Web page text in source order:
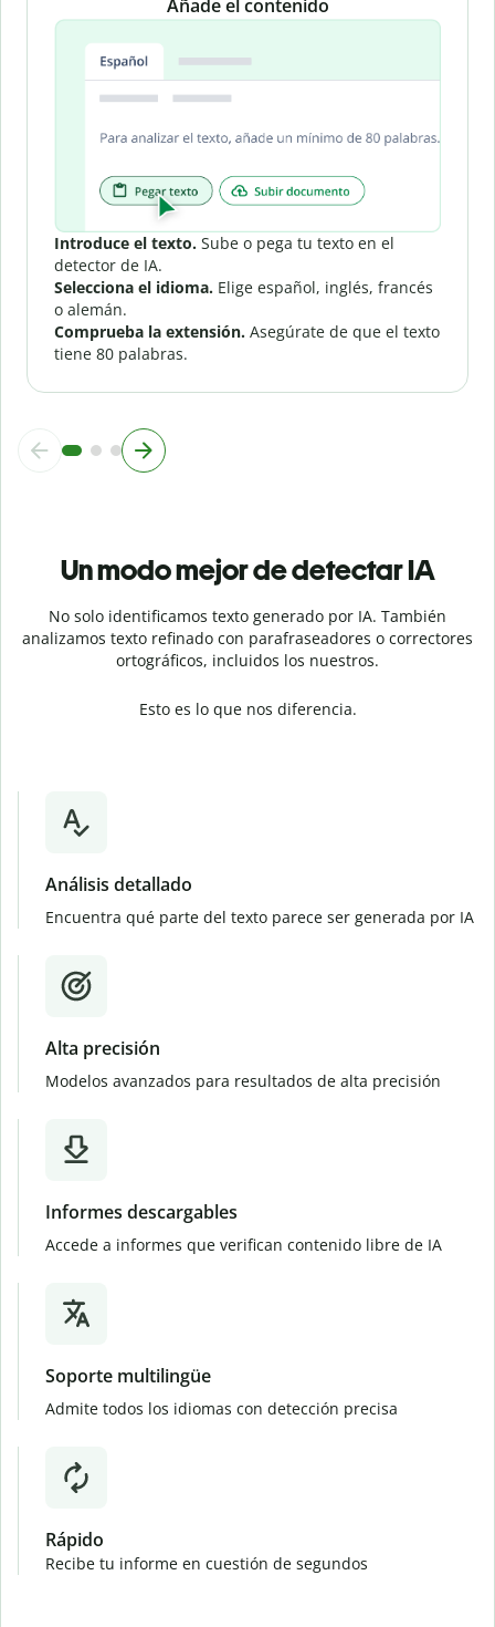
Añade el contenido
Introduce el texto. Sube o pega tu texto en el
detector de IA.
Selecciona el idioma. Elige español, inglés, francés
o alemán.
Comprueba la extensión. Asegúrate de que el texto
tiene 80 palabras.
Un modo mejor de detectar IA
No solo identificamos texto generado por IA. También
analizamos texto refinado con parafraseadores o correctores
ortográficos, incluidos los nuestros.
Esto es lo que nos diferencia.
Análisis detallado
Encuentra qué parte del texto parece ser generada por IA
Alta precisión
Modelos avanzados para resultados de alta precisión
Informes descargables
Accede a informes que verifican contenido libre de IA
Soporte multilingüe
Admite todos los idiomas con detección precisa
Rápido
Recibe tu informe en cuestión de segundos